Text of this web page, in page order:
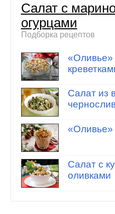
Салат с
огурцами
Подборка рецептов
«Оливье»
Салат из
«Оливье»
Салат с
оливками